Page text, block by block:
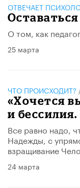
ОТВЕЧАЕТ
О том, как
25 марта
ЧТО ПРОИСХОДИТ?
«Хочется
и
Все равно надо,
Надежды, с
взращивание
24 марта